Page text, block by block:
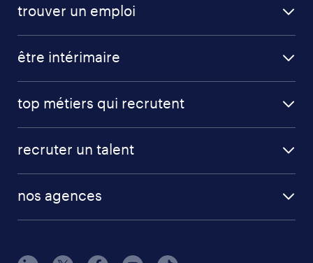
trouver un emploi
être intérimaire
top métiers qui recrutent
recruter un talent
nos agences